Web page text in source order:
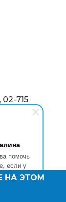
помочь
если у
715
НА ЭТОМ